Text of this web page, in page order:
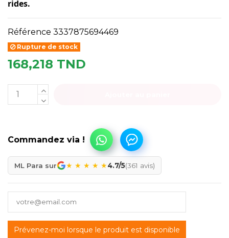
rides.
Référence 3337875694469
Rupture de stock
168,218 TND
ML Para sur ★ ★ ★ ★ ★4.7/5(361 avis)